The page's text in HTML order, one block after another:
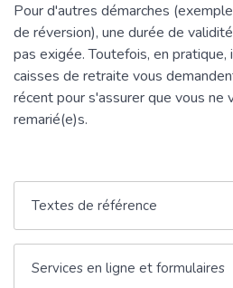
Pour d'autres démarches
de réversion), une durée de
pas exigée. Toutefois, en
caisses de retraite vous
récent pour s'assurer que vous ne
remarié(e)s.
Textes de référence
Services en ligne et formulaires